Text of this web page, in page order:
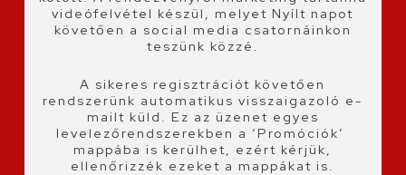
videófelvétel készül, melyet Nyílt napot
követően a social media csatornáinkon
teszünk közzé.
A sikeres regisztrációt követően
rendszerünk automatikus visszaigazoló e-
mailt küld. Ez az üzenet egyes
levelezőrendszerekben a ‘Promóciók’
mappába is kerülhet, ezért kérjük,
ellenőrizzék ezeket a mappákat is.